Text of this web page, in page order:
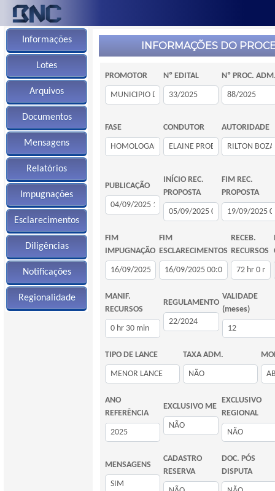
Informações
Lotes
Arquivos
Documentos
Mensagens
Relatórios
Impugnações
Esclarecimentos
Diligências
Notificações
Regionalidade
INFORMAÇÕES DO
PROMOTOR Nº EDITAL Nº PROC.
FASE CONDUTOR AUTORIDADE
PUBLICAÇÃO
INÍCIO REC.
PROPOSTA
FIM REC.
PROPOSTA
FIM
IMPUGNAÇÃO
FIM
ESCLARECIMENTOS
RECEB.
RECURSOS
MANIF.
RECURSOS
REGULAMENTO
VALIDADE
(meses)
TIPO DE LANCE TAXA ADM.
ANO
REFERÊNCIA
EXCLUSIVO ME
EXCLUSIVO
REGIONAL
MENSAGENS
CADASTRO
RESERVA
DOC. PÓS
DISPUTA